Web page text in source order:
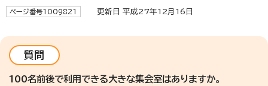
ページ番号1009821 更新日 平成27年12月16日
質問
100名前後で利用できる大きな集会室はありますか。